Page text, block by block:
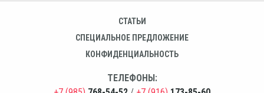
СТАТЬИ
СПЕЦИАЛЬНОЕ ПРЕДЛОЖЕНИЕ
КОНФИДЕНЦИАЛЬНОСТЬ
ТЕЛЕФОНЫ: